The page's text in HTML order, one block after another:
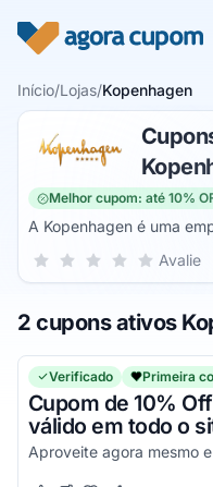
Início/Lojas/Kopenhagen
Melhor cupom: até 10%
A Kopenhagen é uma
chocolate. Possuindo
de páscoa, chocolates
linhas de produtos de
Sua nota para
5 estrelas
4 estrelas
3 estrelas
2 estrelas
1 estrela Avalie
2 cupons ativos
Verificado Primeira
Cupom de 10%
válido em todo o
Aproveite agora mesmo